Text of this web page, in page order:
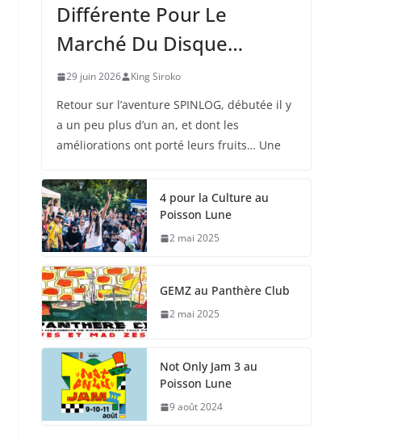
Différente Pour Le
Marché Du Disque…
29 juin 2026 King Siroko
Retour sur l’aventure SPINLOG, débutée il y
a un peu plus d’un an, et dont les
améliorations ont porté leurs fruits… Une
4 pour la Culture au
Poisson Lune
2 mai 2025
GEMZ au Panthère Club
2 mai 2025
Not Only Jam 3 au
Poisson Lune
9 août 2024